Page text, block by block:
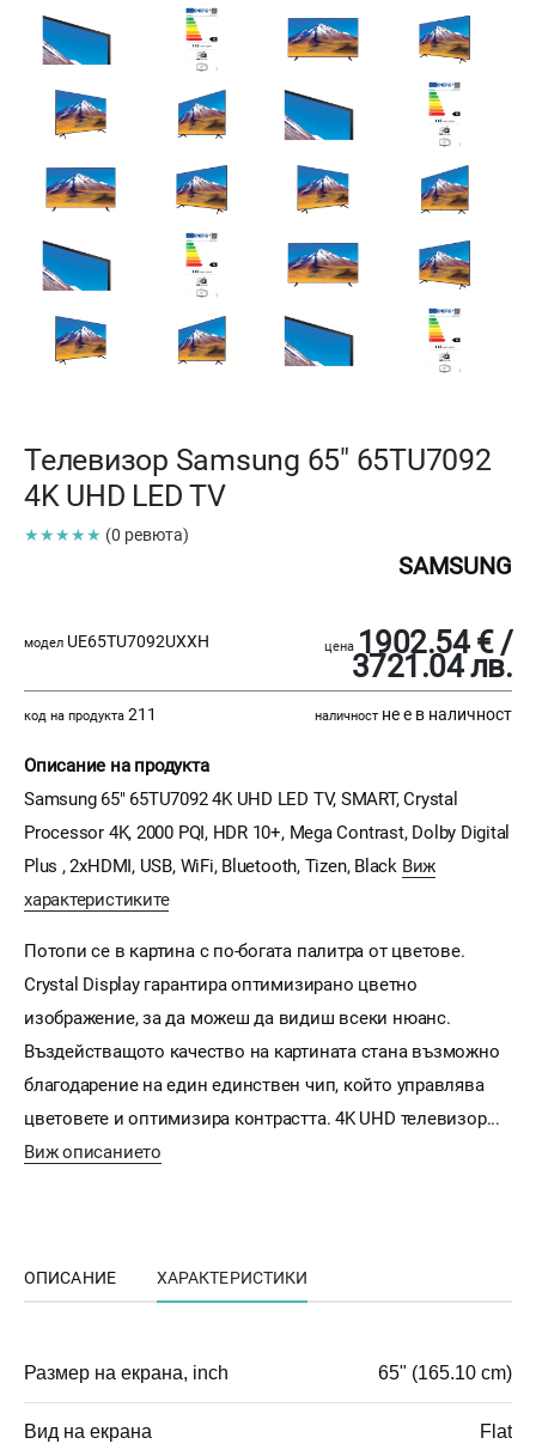
Телевизор Samsung 65" 65TU7092
4K UHD LED TV
★★★★★ (0 ревюта)
SAMSUNG
модел UE65TU7092UXXH цена 1902.54 € /
3721.04 лв.
код на продукта 211 наличност не е в наличност
Описание на продукта
Samsung 65" 65TU7092 4K UHD LED TV, SMART, Crystal
Processor 4K, 2000 PQI, HDR 10+, Mega Contrast, Dolby Digital
Plus , 2xHDMI, USB, WiFi, Bluetooth, Tizen, Black Виж
характеристиките
Потопи се в картина с по-богата палитра от цветове.
Crystal Display гарантира оптимизирано цветно
изображение, за да можеш да видиш всеки нюанс.
Въздействащото качество на картината стана възможно
благодарение на един единствен чип, който управлява
цветовете и оптимизира контрастта. 4K UHD телевизор...
Виж описанието
ОПИСАНИЕ ХАРАКТЕРИСТИКИ
Размер на екрана, inch 65" (165.10 cm)
Вид на екрана Flat